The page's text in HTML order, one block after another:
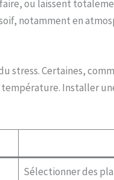
ou laissent
notamment en
stress. Certaines,
Installer
Sélectionner des